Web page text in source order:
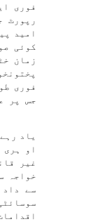
فوری
رپورٹ
امید
کوئی
زمان
فوری
جس پر
یاد
او
غیر
خواجہ
سے